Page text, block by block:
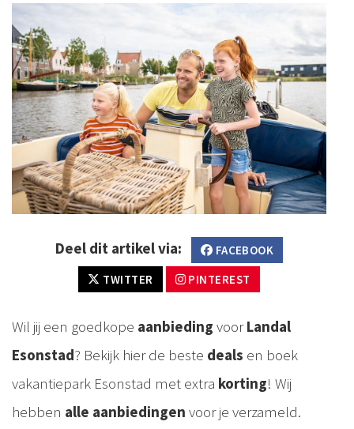
Deel dit artikel via:
FACEBOOK
TWITTER
PINTEREST
Wil jij een goedkope aanbieding voorLandal
Esonstad? Bekijk hier de beste deals en boek
vakantiepark Esonstad met extra korting! Wij
hebben alle aanbiedingen voor je verzameld.